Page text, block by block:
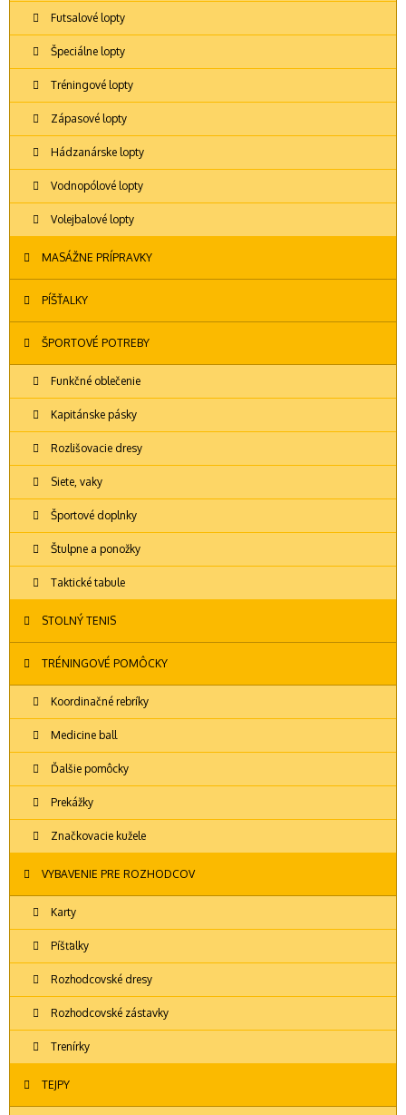
Futsalové lopty
Špeciálne lopty
Tréningové lopty
Zápasové lopty
Hádzanárske lopty
Vodnopólové lopty
Volejbalové lopty
MASÁŽNE PRÍPRAVKY
PÍŠŤALKY
ŠPORTOVÉ POTREBY
Funkčné oblečenie
Kapitánske pásky
Rozlišovacie dresy
Siete, vaky
Športové doplnky
Štulpne a ponožky
Taktické tabule
STOLNÝ TENIS
TRÉNINGOVÉ POMÔCKY
Koordinačné rebríky
Medicine ball
Ďalšie pomôcky
Prekážky
Značkovacie kužele
VYBAVENIE PRE ROZHODCOV
Karty
Píšťalky
Rozhodcovské dresy
Rozhodcovské zástavky
Trenírky
TEJPY